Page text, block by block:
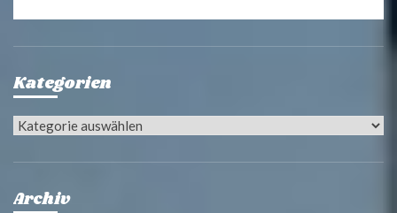
Kategorien
Kategorien
Archiv